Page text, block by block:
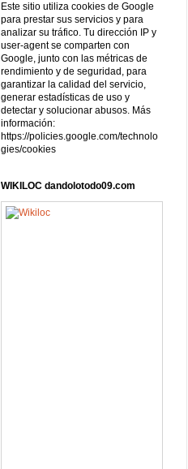
Este sitio utiliza cookies de Google
para prestar sus servicios y para
analizar su tráfico. Tu dirección IP y
user-agent se comparten con
Google, junto con las métricas de
rendimiento y de seguridad, para
garantizar la calidad del servicio,
generar estadísticas de uso y
detectar y solucionar abusos. Más
información:
https://policies.google.com/technolo
gies/cookies
WIKILOC dandolotodo09.com